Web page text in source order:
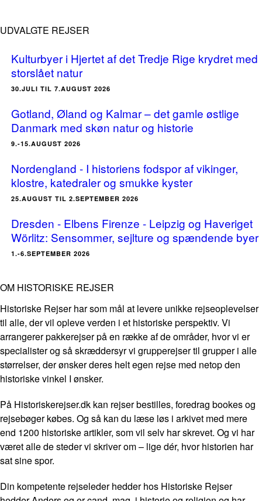
UDVALGTE REJSER
Kulturbyer i Hjertet af det Tredje Rige krydret med
storslået natur
30.JULI TIL 7.AUGUST 2026
Gotland, Øland og Kalmar – det gamle østlige
Danmark med skøn natur og historie
9.-15.AUGUST 2026
Nordengland - I historiens fodspor af vikinger,
klostre, katedraler og smukke kyster
25.AUGUST TIL 2.SEPTEMBER 2026
Dresden - Elbens Firenze - Leipzig og Haveriget
Wörlitz: Sensommer, sejlture og spændende byer
1.-6.SEPTEMBER 2026
OM HISTORISKE REJSER
Historiske Rejser har som mål at levere unikke rejseoplevelser
til alle, der vil opleve verden i et historiske perspektiv. Vi
arrangerer pakkerejser på en række af de områder, hvor vi er
specialister og så skræddersyr vi grupperejser til grupper i alle
størrelser, der ønsker deres helt egen rejse med netop den
historiske vinkel I ønsker.
På Historiskerejser.dk kan rejser bestilles, foredrag bookes og
rejsebøger købes. Og så kan du læse løs i arkivet med mere
end 1200 historiske artikler, som vil selv har skrevet. Og vi har
været alle de steder vi skriver om – lige dér, hvor historien har
sat sine spor.
Din kompetente rejseleder hedder hos Historiske Rejser